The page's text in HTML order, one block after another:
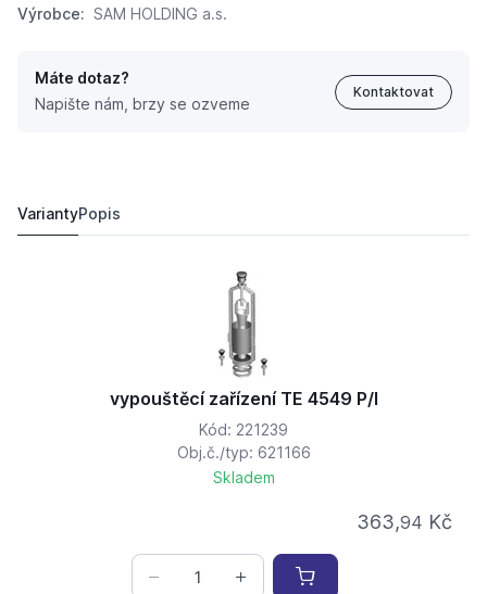
Výrobce: SAM HOLDING a.s.
Máte dotaz?
Napište nám, brzy se ozveme
Kontaktovat
VariantyPopis
vypouštěcí zařízení TE 4549 P/I
Kód: 221239
Obj.č./typ: 621166
Skladem
363,94 Kč